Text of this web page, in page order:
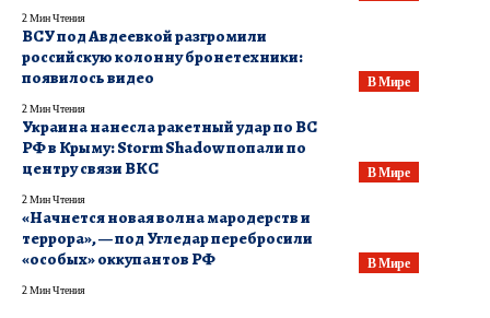
2 Мин Чтения
В Мире
ВСУ под Авдеевкой разгромили
российскую колонну бронетехники:
появилось видео
2 Мин Чтения
В Мире
Украина нанесла ракетный удар по ВС
РФ в Крыму: Storm Shadow попали по
центру связи ВКС
2 Мин Чтения
В Мире
«Начнется новая волна мародерств и
террора», — под Угледар перебросили
«особых» оккупантов РФ
2 Мин Чтения